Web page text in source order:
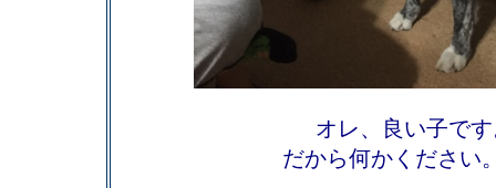
オレ、良い子で
だから何かください